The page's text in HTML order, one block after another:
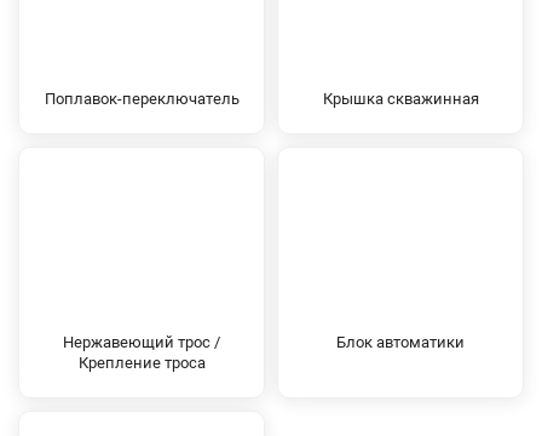
Поплавок-переключатель Крышка скважинная
Нержавеющий трос /
Крепление троса
Блок автоматики